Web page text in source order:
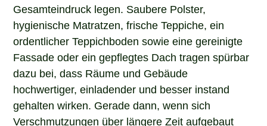
Gesamteindruck legen. Saubere Polster,
hygienische Matratzen, frische Teppiche, ein
ordentlicher Teppichboden sowie eine gereinigte
Fassade oder ein gepflegtes Dach tragen spürbar
dazu bei, dass Räume und Gebäude
hochwertiger, einladender und besser instand
gehalten wirken. Gerade dann, wenn sich
Verschmutzungen über längere Zeit aufgebaut